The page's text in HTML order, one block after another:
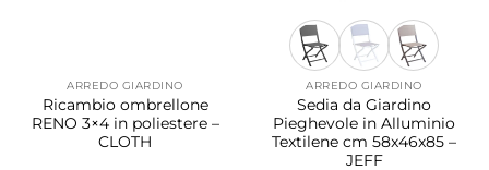
ARREDO GIARDINO
Ricambio ombrellone
RENO 3×4 in poliestere –
CLOTH
ARREDO GIARDINO
Sedia da Giardino
Pieghevole in Alluminio
Textilene cm 58x46x85 –
JEFF